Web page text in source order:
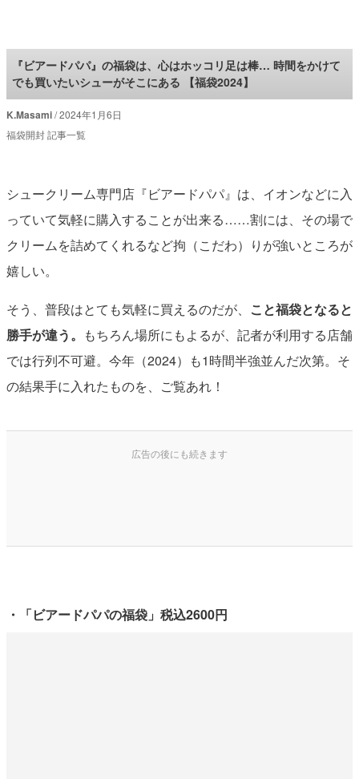
ロケットニュース24
『ビアードパパ』の福袋は、心はホッコリ足は棒… 時間をかけて
でも買いたいシューがそこにある 【福袋2024】
K.Masami 2024年1月6日
福袋開封 記事一覧
シュークリーム専門店『ビアードパパ』は、イオンなどに入
っていて気軽に購入することが出来る……割には、その場で
クリームを詰めてくれるなど拘（こだわ）りが強いところが
嬉しい。
そう、普段はとても気軽に買えるのだが、 こと福袋となると
勝手が違う。 もちろん場所にもよるが、記者が利用する店舗
では行列不可避。今年（2024）も1時間半強並んだ次第。そ
の結果手に入れたものを、ご覧あれ！
・「ビアードパパの福袋」税込2600円